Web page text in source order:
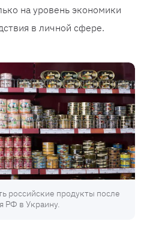
на уровень экономики
в личной сфере.
российские продукты после
РФ в Украину.